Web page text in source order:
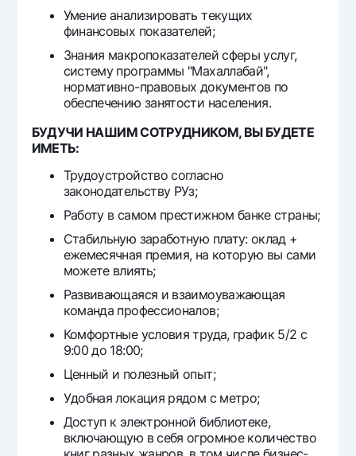
Умение анализировать текущих
финансовых показателей;
Знания макропоказателей сферы услуг,
систему программы "Махаллабай",
нормативно-правовых документов по
обеспечению занятости населения.
БУДУЧИ НАШИМ СОТРУДНИКОМ, ВЫ БУДЕТЕ
ИМЕТЬ:
Трудоустройство согласно
законодательству РУз;
Работу в самом престижном банке страны;
Стабильную заработную плату: оклад +
ежемесячная премия, на которую вы сами
можете влиять;
Развивающаяся и взаимоуважающая
команда профессионалов;
Комфортные условия труда, график 5/2 с
9:00 до 18:00;
Ценный и полезный опыт;
Удобная локация рядом с метро;
Доступ к электронной библиотеке,
включающую в себя огромное количество